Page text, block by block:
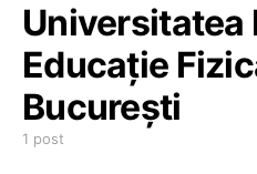
Universitatea
Educație
București
1 post